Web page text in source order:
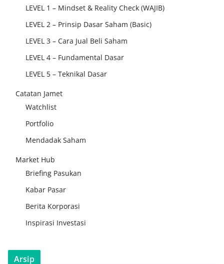
LEVEL 1 – Mindset & Reality Check (WAJIB)
LEVEL 2 – Prinsip Dasar Saham (Basic)
LEVEL 3 – Cara Jual Beli Saham
LEVEL 4 – Fundamental Dasar
LEVEL 5 – Teknikal Dasar
Catatan Jamet
Watchlist
Portfolio
Mendadak Saham
Market Hub
Briefing Pasukan
Kabar Pasar
Berita Korporasi
Inspirasi Investasi
Arsip